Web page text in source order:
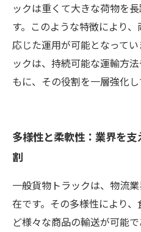
ックは重くて大きな荷物を
す。このような特徴により
応じた運用が可能となって
ックは、持続可能な運輸方
もに、その役割を一層強化し
多様性と柔軟性：業界を
割
一般貨物トラックは、物流
在です。その多様性により
ど様々な商品の輸送が可能